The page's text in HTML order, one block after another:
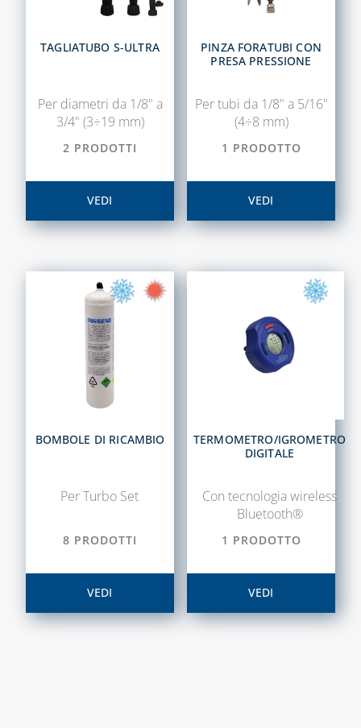
ANTIGELO,
E DETERGENTI
FASCETTE E
SPIRALATE
CORRUGATE,
ESTENSIBILI E
LEGHE SALDANTI
POMPE SCALDA
MASSETTI
SIGILLANTI E
ACCESSORI PER
SIGILLATURA
GUARNIZIONI IN
CAPITOLO 09
INTERCETTAZIONE
FILTRI, VALVOLE
ED
ELETTROVALVOLE
TAGLIATUBO S-ULTRA
Per diametri da 1/8" a
3/4" (3÷19 mm)
2 PRODOTTI
VEDI
PINZA FORATUBI CON
PRESA PRESSIONE
Per tubi da 1/8" a 5/16"
(4÷8 mm)
1 PRODOTTO
VEDI
BOMBOLE DI RICAMBIO
Per Turbo Set
8 PRODOTTI
VEDI
TERMOMETRO/IGROMETRO
DIGITALE
Con tecnologia wireless
Bluetooth®
1 PRODOTTO
VEDI